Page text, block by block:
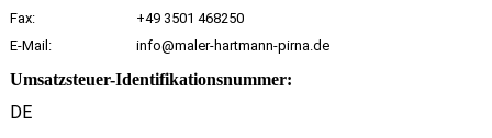
Fax:
+49 3501 468250
E-Mail:
info@maler-hartmann-pirna.de
Umsatzsteuer-Identifikationsnummer:
DE